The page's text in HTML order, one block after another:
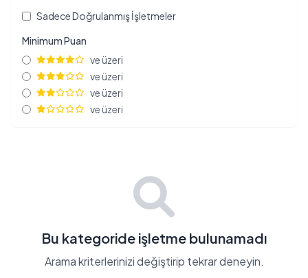
Sadece Doğrulanmış İşletmeler
Minimum Puan
ve üzeri
ve üzeri
ve üzeri
ve üzeri
Bu kategoride işletme bulunamadı
Arama kriterlerinizi değiştirip tekrar deneyin.